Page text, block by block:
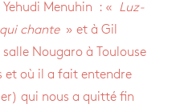
Menu­hin : « Luz­
chante » et à Gil
Nou­garo à Tou­louse
et où il a fait entendre
qui nous a quitté fin